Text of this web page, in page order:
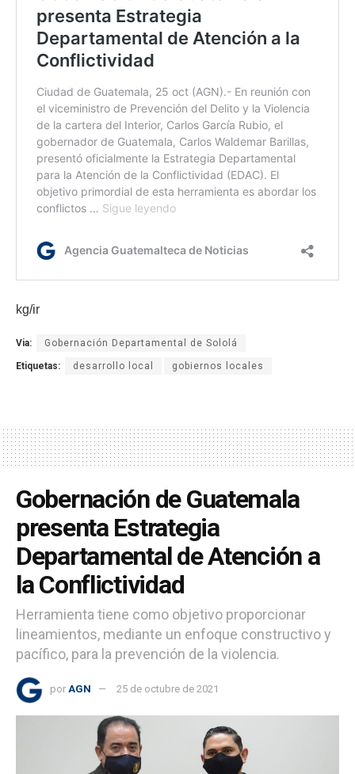
kg/ir
Via: Gobernación Departamental de Sololá
Etiquetas: desarrollo local gobiernos locales
Gobernación de Guatemala
presenta Estrategia
Departamental de Atención a
la Conflictividad
Herramienta tiene como objetivo proporcionar
lineamientos, mediante un enfoque constructivo y
pacífico, para la prevención de la violencia.
por AGN 25 de octubre de 2021